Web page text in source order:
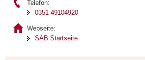
Telefon:
0351 49104920
Webseite:
SAB Startseite